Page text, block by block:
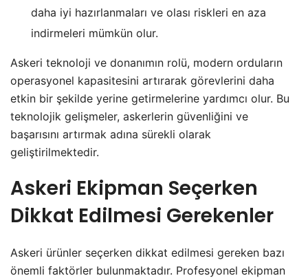
daha iyi hazırlanmaları ve olası riskleri en aza
indirmeleri mümkün olur.
Askeri teknoloji ve donanımın rolü, modern orduların
operasyonel kapasitesini artırarak görevlerini daha
etkin bir şekilde yerine getirmelerine yardımcı olur. Bu
teknolojik gelişmeler, askerlerin güvenliğini ve
başarısını artırmak adına sürekli olarak
geliştirilmektedir.
Askeri Ekipman Seçerken
Dikkat Edilmesi Gerekenler
Askeri ürünler seçerken dikkat edilmesi gereken bazı
önemli faktörler bulunmaktadır. Profesyonel ekipman